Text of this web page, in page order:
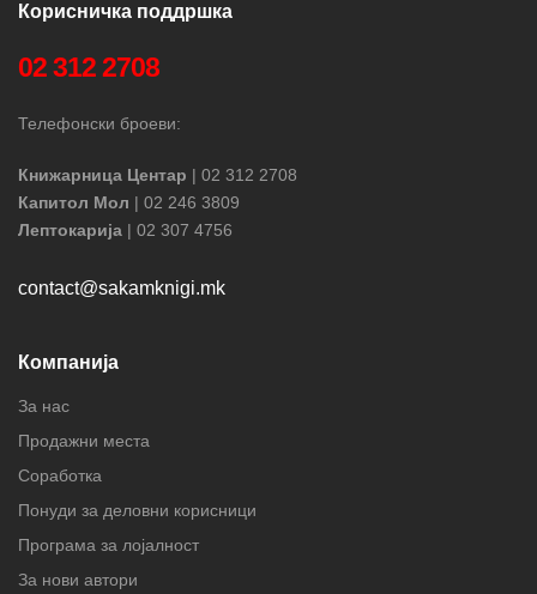
Корисничка поддршка
02 312 2708
Телефонски броеви:
Книжарница Центар | 02 312 2708
Капитол Мол | 02 246 3809
Лептокарија | 02 307 4756
contact@sakamknigi.mk
Компанија
За нас
Продажни места
Соработка
Понуди за деловни корисници
Програма за лојалност
За нови автори